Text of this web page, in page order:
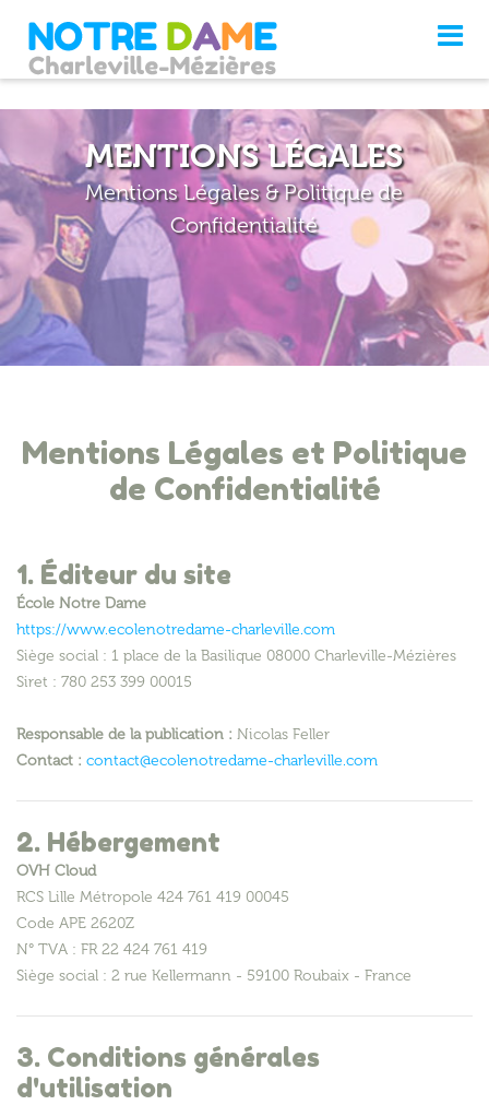
MENTIONS LÉGALES
Mentions Légales & Politique de
Confidentialité
Mentions Légales et Politique
de Confidentialité
1. Éditeur du site
École Notre Dame
https://www.ecolenotredame-charleville.com
Siège social : 1 place de la Basilique 08000 Charleville-Mézières
Siret : 780 253 399 00015
Responsable de la publication : Nicolas Feller
Contact : contact@ecolenotredame-charleville.com
2. Hébergement
OVH Cloud
RCS Lille Métropole 424 761 419 00045
Code APE 2620Z
N° TVA : FR 22 424 761 419
Siège social : 2 rue Kellermann - 59100 Roubaix - France
3. Conditions générales
d'utilisation